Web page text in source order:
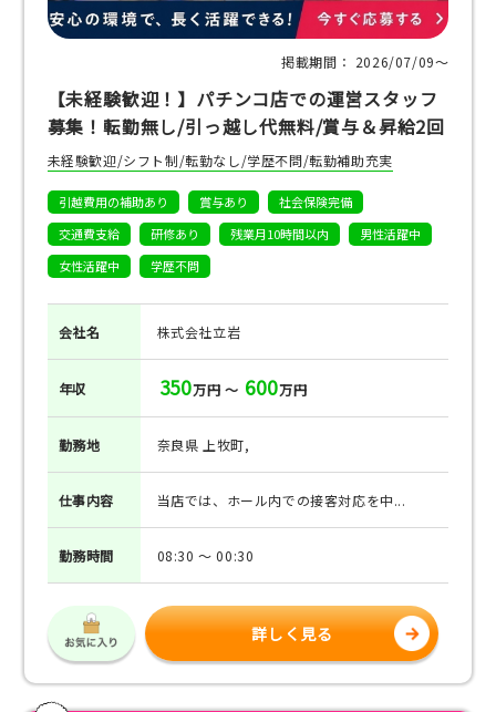
掲載期間： 2026/07/09〜
【未経験歓迎！】パチンコ店での運営スタッフ
募集！転勤無し/引っ越し代無料/賞与＆昇給2回
未経験歓迎/シフト制/転勤なし/学歴不問/転勤補助充実
引越費用の補助あり 賞与あり
社会保険完備
交通費支給
研修あり 残業月10時間以内
男性活躍中
女性活躍中
学歴不問
会社名 株式会社立岩
年収 350万円 ～ 600万円
勤務地 奈良県 上牧町,
仕事内容 当店では、ホール内での接客対応を中...
勤務時間 08:30 ～ 00:30
詳しく見る